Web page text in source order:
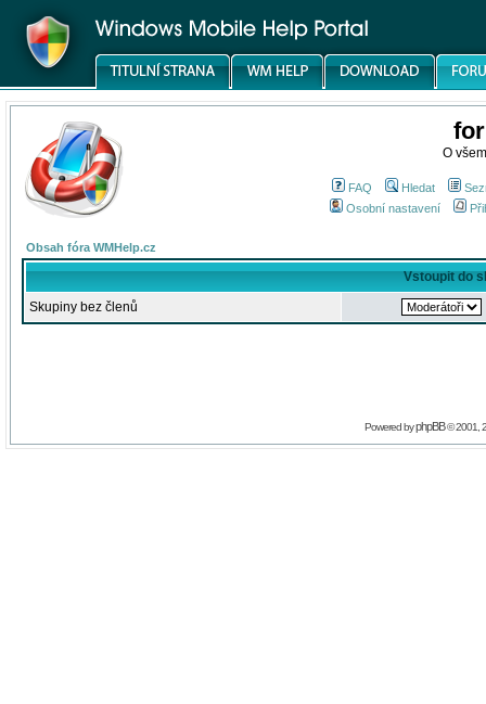
O
FAQ Hledat
Osobní nastavení
Obsah fóra WMHelp.cz
Vstoupit do
Skupiny bez členů
Powered byphpBB© 2001,